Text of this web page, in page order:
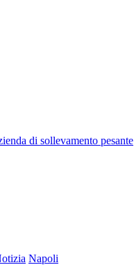
di sollevamento pesante
Napoli